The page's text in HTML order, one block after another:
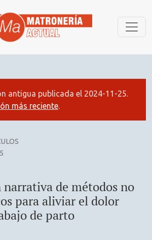
antigua publicada el 2024-11-25.
más reciente.
narrativa de métodos no
para aliviar el dolor
de parto